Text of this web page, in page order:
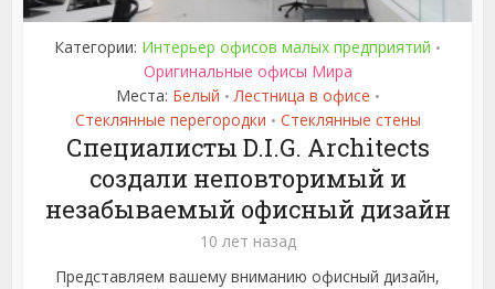
Категории: Интерьер офисов малых предприятий •
Оригинальные офисы Мира
Места: Белый • Лестница в офисе •
Стеклянные перегородки • Стеклянные стены
Специалисты D.I.G. Architects
создали неповторимый и
незабываемый офисный дизайн
10 лет назад
Представляем вашему вниманию офисный дизайн,